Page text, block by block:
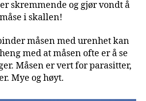
skremmende og gjør vondt å
i skallen!
måsen med urenhet kan
med at måsen ofte er å se
Måsen er vert for parasitter,
Mye og høyt.